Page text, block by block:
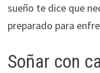
sueño te dice que
preparado para
Soñar con